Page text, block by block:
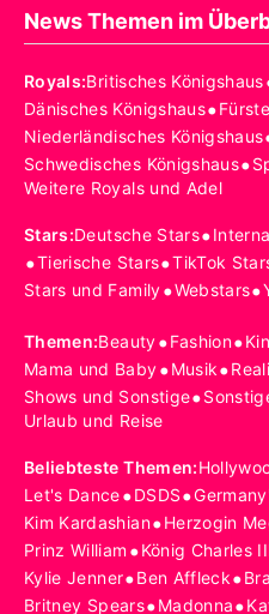
News Themen im
Royals:Britisches Königshaus
Dänisches Königshaus•
Niederländisches Königshaus
Schwedisches Königshaus•
Weitere Royals und Adel
Stars:Deutsche Stars•
•Tierische Stars•TikTok
Stars und Family•Webstars•
Themen:Beauty•Fashion•
Mama und Baby•Musik•
Shows und Sonstige•
Urlaub und Reise
Beliebteste Themen:
Let's Dance•DSDS•
Kim Kardashian•Herzogin
Prinz William •König Charles
Kylie Jenner•Ben Affleck•
Britney Spears•Madonna•